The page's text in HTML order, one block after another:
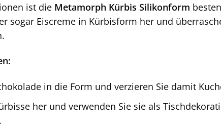
ist die Metamorph Kürbis Silikonform
sogar Eiscreme in Kürbisform her und
in die Form und verzieren Sie damit
her und verwenden Sie sie als